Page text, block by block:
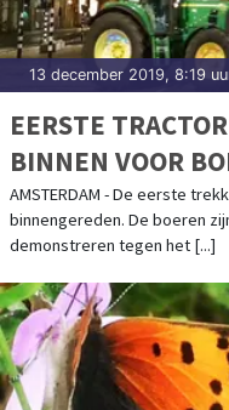
13 december 2019, 8:19
EERSTE
BINNEN VOOR
DAM
AMSTERDAM - De eerste
binnengereden. De boeren
demonstreren tegen het [...]